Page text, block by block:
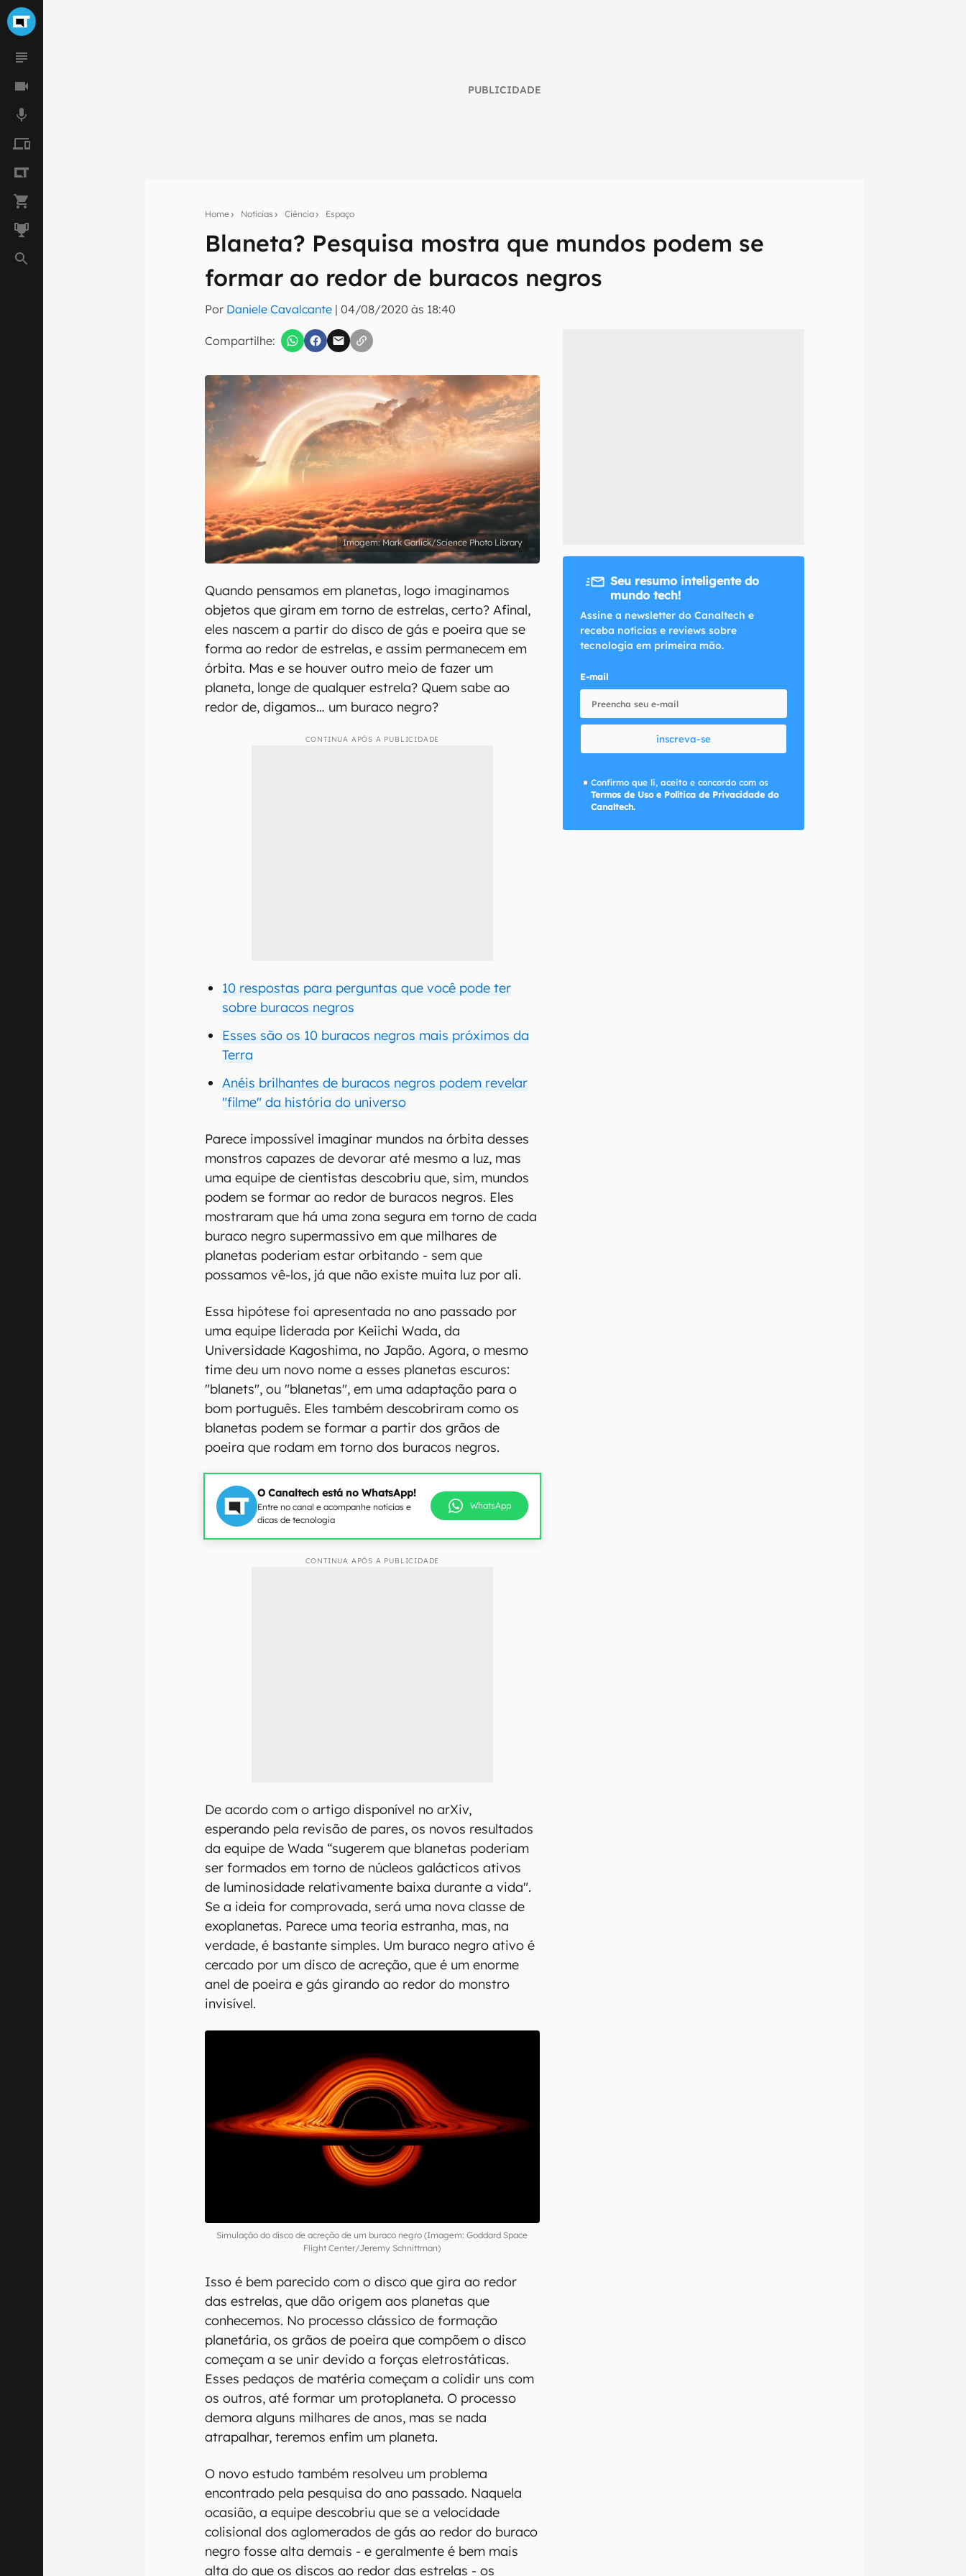
PUBLICIDADE
Home Notícias Ciência Espaço
Blaneta? Pesquisa mostra que mundos podem se
formar ao redor de buracos negros
Por Daniele Cavalcante |04/08/2020 às 18:40
Compartilhe:
Seu resumo inteligente do mundo tech!
Assine a newsletter do Canaltech e receba notícias e reviews sobre tecnologia em primeira
inscreva-se
Confirmo que li, aceito e concordo com os Termos de Uso e Política de Privacidade do Canaltech.
Mark Garlick/Science Photo Library
Quando pensamos em planetas, logo imaginamos
objetos que giram em torno de estrelas, certo? Afinal,
eles nascem a partir do disco de gás e poeira que se
forma ao redor de estrelas, e assim permanecem em
órbita. Mas e se houver outro meio de fazer um
planeta, longe de qualquer estrela? Quem sabe ao
redor de, digamos… um buraco negro?
CONTINUA APÓS A PUBLICIDADE
10 respostas para perguntas que você pode ter
sobre buracos negros
Esses são os 10 buracos negros mais próximos da
Terra
Anéis brilhantes de buracos negros podem revelar
"filme" da história do universo
Parece impossível imaginar mundos na órbita desses
monstros capazes de devorar até mesmo a luz, mas
uma equipe de cientistas descobriu que, sim, mundos
podem se formar ao redor de buracos negros. Eles
mostraram que há uma zona segura em torno de cada
buraco negro supermassivo em que milhares de
planetas poderiam estar orbitando - sem que
possamos vê-los, já que não existe muita luz por ali.
Essa hipótese foi apresentada no ano passado por
uma equipe liderada por Keiichi Wada, da
Universidade Kagoshima, no Japão. Agora, o mesmo
time deu um novo nome a esses planetas escuros:
"blanets", ou "blanetas", em uma adaptação para o
bom português. Eles também descobriram como os
blanetas podem se formar a partir dos grãos de
poeira que rodam em torno dos buracos negros.
O Canaltech está no WhatsApp!
Entre no canal e acompanhe notícias e
dicas de tecnologia
WhatsApp
CONTINUA APÓS A PUBLICIDADE
De acordo com o artigo disponível no arXiv,
esperando pela revisão de pares, os novos resultados
da equipe de Wada “sugerem que blanetas poderiam
ser formados em torno de núcleos galácticos ativos
de luminosidade relativamente baixa durante a vida".
Se a ideia for comprovada, será uma nova classe de
exoplanetas. Parece uma teoria estranha, mas, na
verdade, é bastante simples. Um buraco negro ativo é
cercado por um disco de acreção, que é um enorme
anel de poeira e gás girando ao redor do monstro
invisível.
Simulação do disco de acreção de um buraco negro (Imagem: Goddard Space
Flight Center/Jeremy Schnittman)
Isso é bem parecido com o disco que gira ao redor
das estrelas, que dão origem aos planetas que
conhecemos. No processo clássico de formação
planetária, os grãos de poeira que compõem o disco
começam a se unir devido a forças eletrostáticas.
Esses pedaços de matéria começam a colidir uns com
os outros, até formar um protoplaneta. O processo
demora alguns milhares de anos, mas se nada
atrapalhar, teremos enfim um planeta.
O novo estudo também resolveu um problema
encontrado pela pesquisa do ano passado. Naquela
ocasião, a equipe descobriu que se a velocidade
colisional dos aglomerados de gás ao redor do buraco
negro fosse alta demais - e geralmente é bem mais
alta do que os discos ao redor das estrelas - os
Seu resumo inteligente do
mundo tech!
Assine a newsletter do Canaltech e
receba notícias e reviews sobre
tecnologia em primeira mão.
E-mail
inscreva-se
Confirmo que li, aceito e concordo com os
Termos de Uso e Política de Privacidade do
Canaltech.